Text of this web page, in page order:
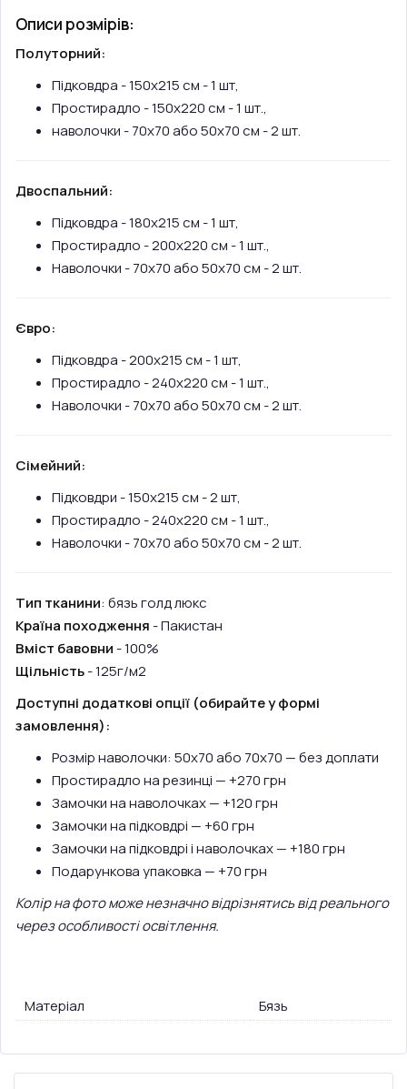
Описи розмірів:
Полуторний:
Підковдра - 150х215 см - 1 шт,
Простирадло - 150х220 см - 1 шт.,
наволочки - 70х70 або 50х70 см - 2 шт.
Двоспальний:
Підковдра - 180х215 см - 1 шт,
Простирадло - 200х220 см - 1 шт.,
Наволочки - 70х70 або 50х70 см - 2 шт.
Євро:
Підковдра - 200х215 см - 1 шт,
Простирадло - 240х220 см - 1 шт.,
Наволочки - 70х70 або 50х70 см - 2 шт.
Сімейний:
Підковдри - 150х215 см - 2 шт,
Простирадло - 240х220 см - 1 шт.,
Наволочки - 70х70 або 50х70 см - 2 шт.
Тип тканини: бязь голд люкс
Країна походження - Пакистан
Вміст бавовни - 100%
Щільність- 125г/м2
Доступні додаткові опції (обирайте у формі
замовлення):
Розмір наволочки: 50х70 або 70х70 — без доплати
Простирадло на резинці — +270 грн
Замочки на наволочках — +120 грн
Замочки на підковдрі — +60 грн
Замочки на підковдрі і наволочках — +180 грн
Подарункова упаковка — +70 грн
Колір на фото може незначно відрізнятись від реального
через особливості освітлення.
Матеріал Бязь